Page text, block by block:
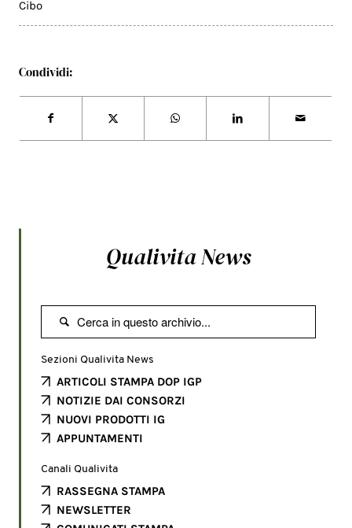
Cibo
Condividi:
Qualivita News

Sezioni Qualivita News
ARTICOLI STAMPA DOP IGP
NOTIZIE DAI CONSORZI
NUOVI PRODOTTI IG
APPUNTAMENTI
Canali Qualivita
RASSEGNA STAMPA
NEWSLETTER